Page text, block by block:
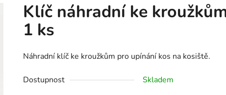
Klíč náhradní ke
1 ks
Náhradní klíč ke kroužkům pro upínání kos na kosiště.
Dostupnost Skladem